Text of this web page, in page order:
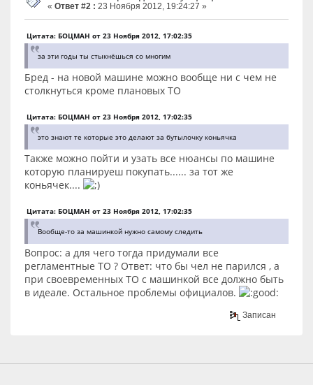
« Ответ #2 : 23 Ноября 2012, 19:24:27 »
Цитата: БОЦМАН от 23 Ноября 2012, 17:02:35
за эти годы ты стыкнёшься со многим
Бред - на новой машине можно вообще ни с чем не
столкнуться кроме плановых ТО
Цитата: БОЦМАН от 23 Ноября 2012, 17:02:35
это знают те которые это делают за бутылочку коньячка
Также можно пойти и узать все нюансы по машине
которую планируеш покупать...... за тот же
коньячек....
Цитата: БОЦМАН от 23 Ноября 2012, 17:02:35
Вообще-то за машинкой нужно самому следить
Вопрос: а для чего тогда придумали все
регламентные ТО ? Ответ: что бы чел не парился , а
при своевременных ТО с машинкой все должно быть
в идеале. Остальное проблемы официалов.
Записан